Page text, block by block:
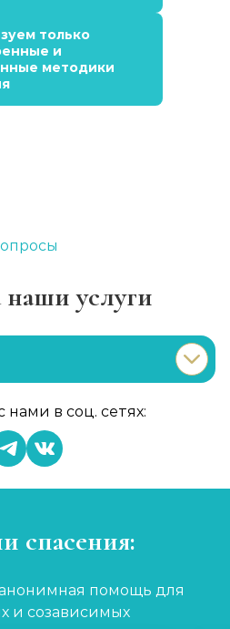
только
и
методики
услуги
Записаться
нами в соц. сетях:
спасения:
анонимная помощь для
и созависимых